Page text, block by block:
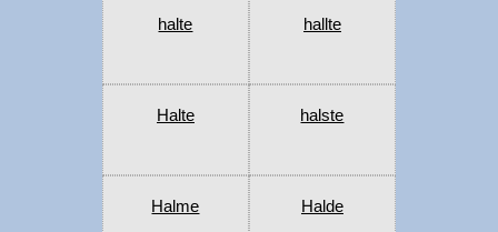
halte hallte
Halte halste
Halme Halde